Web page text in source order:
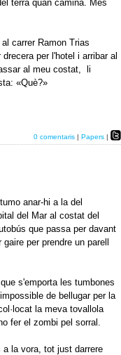
terra quan camina. Més
carrer Ramon Trias
per l'hotel i arribar al
al meu costat, li
«Què?»
0 comentaris | Papers |
anar-hi a la del
del Mar al costat del
que passa per davant
per prendre un parell
s'emporta les tumbones
de bellugar per la
la meva tovallola
fer el zombi pel sorral.
a la vora, tot just darrere